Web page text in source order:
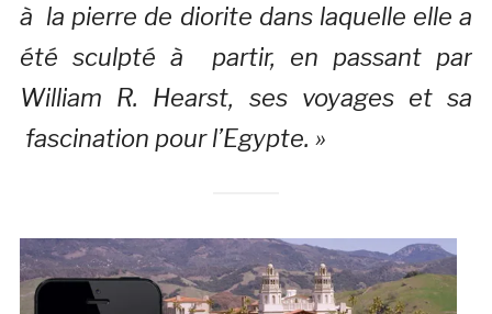
à la pierre de diorite dans laquelle elle a
été sculpté à partir, en passant par
William R. Hearst, ses voyages et sa
fascination pour l’Egypte. »